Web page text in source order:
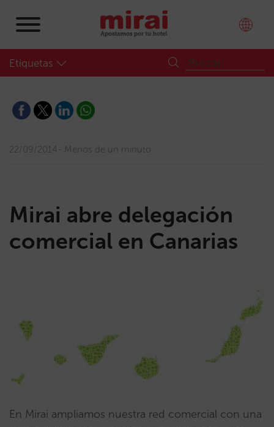
Etiquetas
22/09/2014 Menos de un minuto
Mirai abre delegación
comercial en Canarias
En Mirai ampliamos nuestra red comercial con una